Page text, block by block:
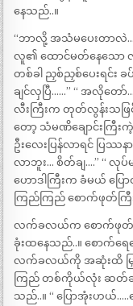
နေသည်..။
“ဘာလို့ အသံမပေးတာလဲ
လူ၏ ထောင်မတ်နေသော
တစ်ခါ ညှစ်ညှစ်ပေးရင်း ခ
ချင်လှပြီ……” “ အလိုတေ
လီးကြီးက တုတ်လွန်းသဖြ
တော့ သံမဏိချောင်းကြီး
ဦးလေးပြန်လာရင် ပြဿန
လာဘူး… စိတ်ချ….” “ လု
ဟောဒါကြီးက ခံမယ် ပြေ
ကြည်ကြည် စောက်ဖုတ်
လက်ခလယ်က စောက်ဖုတ်ထဲ
ခုံးထနေသည်..။ စောက်
လက်ခလယ်ကို အဆုံးထိ မြှုပ်
ကြည် တစ်ကိုယ်လုံး ဆတ်ခနဲ
သည်..။ “ ပြောအုံးဟယ်